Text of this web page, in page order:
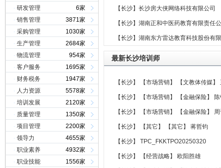
· 研发管理
6家
· 销售管理
3871家
· 采购管理
1030家
· 生产管理
2684家
· 物流管理
954家
· 客户服务
1695家
· 财务税务
1947家
· 人力资源
5578家
· 培训发展
2120家
· 质量管理
1350家
· 项目管理
2200家
· 领导力
4655家
· 职业素养
4932家
· 职业技能
1556家
【长沙】 长沙房大侠网络科技有限公司
【长沙】 湖南正和中医药教育有限责任
【长沙】 湖南东方雷达教育科技股份有
最新长沙培训师
【长沙】 【市场营销】 【文教体传媒】
【长沙】 【市场营销】 【金融保险】
【长沙】 【市场营销】 【金融保险】
【长沙】 【其它】 【其它】 蒋哲钧
【长沙】 TPC_FKKTPO20250320
【长沙】 【经营战略】 欧阳胜雄